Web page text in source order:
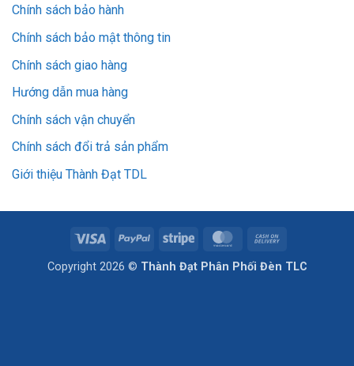
Chính sách bảo hành
Chính sách bảo mật thông tin
Chính sách giao hàng
Hướng dẫn mua hàng
Chính sách vận chuyển
Chính sách đổi trả sản phẩm
Giới thiệu Thành Đạt TDL
Visa PayPal Stripe MasterCard
Delivery
Copyright 2026 © Thành Đạt Phân Phối Đèn TLC